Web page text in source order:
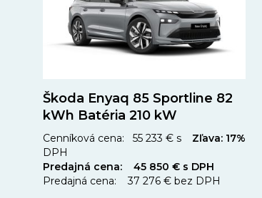
Škoda Enyaq 85 Sportline 82
kWh Batéria 210 kW
Zľava: 17%
Cenníková cena: 55 233 € s
DPH
Predajná cena: 45 850 € s DPH
Predajná cena: 37 276 € bez DPH